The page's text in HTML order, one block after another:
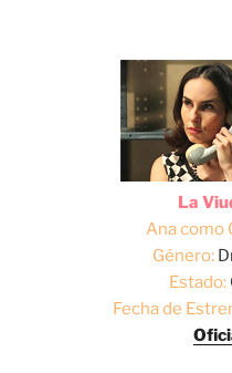
La
Ana como
Género:
Estado:
Fecha de